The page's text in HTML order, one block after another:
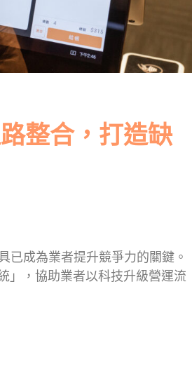
整合，打造缺
已成為業者提升競爭力的關鍵。
」，協助業者以科技升級營運流